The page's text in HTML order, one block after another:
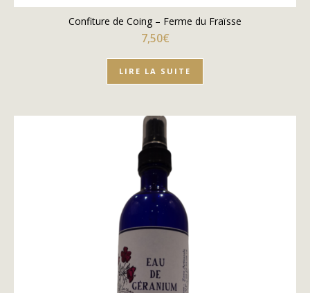
Confiture de Coing – Ferme du Fraïsse
7,50€
LIRE LA SUITE